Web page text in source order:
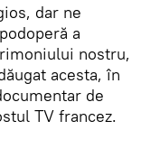
dar ne
a
nostru,
acesta, în
de
TV francez.